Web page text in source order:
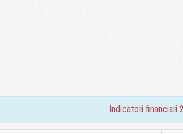
indicatori financiari